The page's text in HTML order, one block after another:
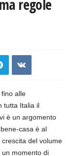
regole
alle
tutta Italia il
è un argomento
casa è al
crescita del volume
momento di